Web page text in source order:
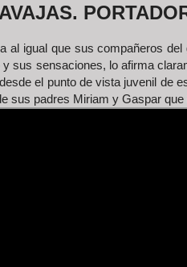
al igual que sus compañeros
sus sensaciones, lo afirma
el punto de vista juvenil de
sus padres Miriam y Gaspar